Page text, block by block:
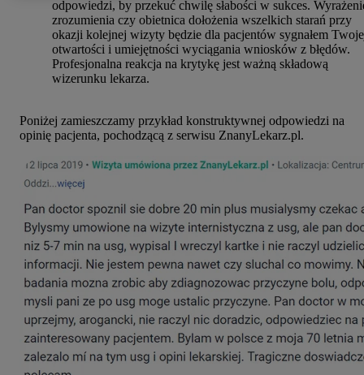
odpowiedzi, by przekuć chwilę słabości w sukces.
zrozumienia czy obietnica dołożenia wszelkich starań przy
okazji kolejnej wizyty będzie dla pacjentów sygnałem
otwartości i umiejętności wyciągania wniosków z błędów.
Profesjonalna reakcja na krytykę jest ważną składową
wizerunku lekarza.
Poniżej zamieszczamy przykład konstruktywnej odpowiedzi na
opinię pacjenta, pochodzącą z serwisu ZnanyLekarz.pl.